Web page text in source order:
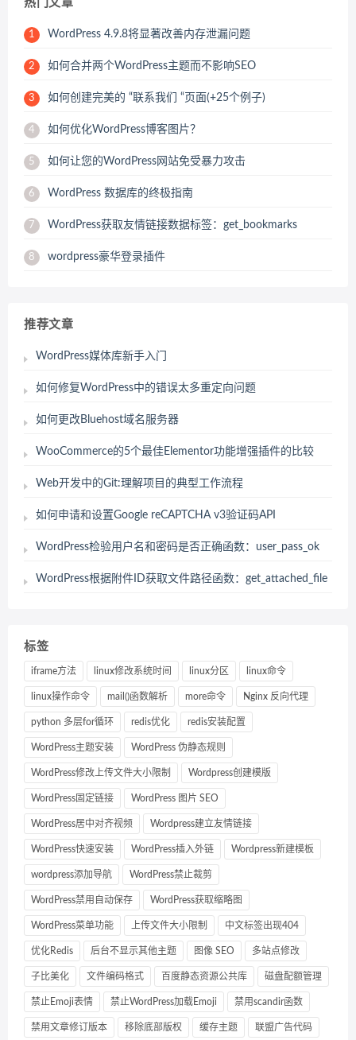
热门文章
1 WordPress 4.9.8将显著改善内存泄漏问题
2 如何合并两个WordPress主题而不影响SEO
3 如何创建完美的 “联系我们 “页面(+25个例子)
4 如何优化WordPress博客图片？
5 如何让您的WordPress网站免受暴力攻击
6 WordPress 数据库的终极指南
7 WordPress获取友情链接数据标签：get_bookmarks
8 wordpress豪华登录插件
推荐文章
WordPress媒体库新手入门
如何修复WordPress中的错误太多重定向问题
如何更改Bluehost域名服务器
WooCommerce的5个最佳Elementor功能增强插件的比较
Web开发中的Git:理解项目的典型工作流程
如何申请和设置Google reCAPTCHA v3验证码API
WordPress检验用户名和密码是否正确函数：user_pass_ok
WordPress根据附件ID获取文件路径函数：get_attached_file
标签
iframe方法 linux修改系统时间 linux分区 linux命令
linux操作命令 mail()函数解析 more命令 Nginx 反向代理
python 多层for循环 redis优化 redis安装配置
WordPress主题安装 WordPress 伪静态规则
WordPress修改上传文件大小限制 Wordpress创建模版
WordPress固定链接 WordPress 图片 SEO
WordPress居中对齐视频 Wordpress建立友情链接
WordPress快速安装 WordPress插入外链 Wordpress新建模板
wordpress添加导航 WordPress禁止裁剪
WordPress禁用自动保存 WordPress获取缩略图
WordPress菜单功能 上传文件大小限制 中文标签出现404
优化Redis 后台不显示其他主题 图像 SEO 多站点修改
子比美化 文件编码格式 百度静态资源公共库 磁盘配额管理
禁止Emoji表情 禁止WordPress加载Emoji 禁用scandir函数
禁用文章修订版本 移除底部版权 缓存主题 联盟广告代码